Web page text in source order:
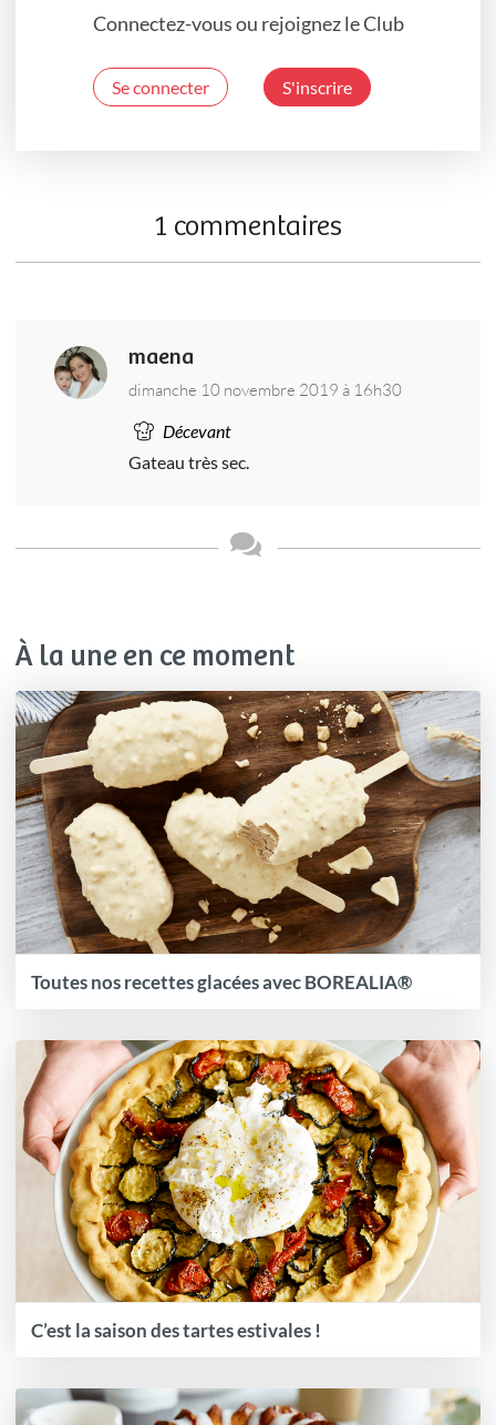
Connectez-vous ou rejoignez le Club
Se connecter S'inscrire
1 commentaires
maena
dimanche 10 novembre 2019 à 16h30
Décevant
Gateau très sec.
À la une en ce moment
Toutes nos recettes glacées avec BOREALIA®
C’est la saison des tartes estivales !